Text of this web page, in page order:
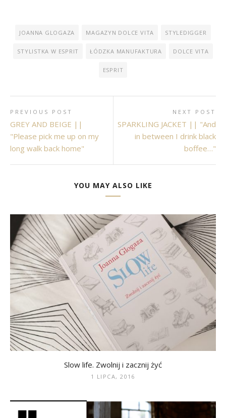
JOANNA GLOGAZA MAGAZYN DOLCE VITA STYLEDIGGER
STYLISTKA W ESPRIT ŁÓDZKA MANUFAKTURA DOLCE VITA
ESPRIT
PREVIOUS POST
GREY AND BEIGE ||
"Please pick me up on my
long walk back home"
NEXT POST
SPARKLING JACKET || "And
in between I drink black
boffee…"
YOU MAY ALSO LIKE
Slow life. Zwolnij i zacznij żyć
1 LIPCA, 2016